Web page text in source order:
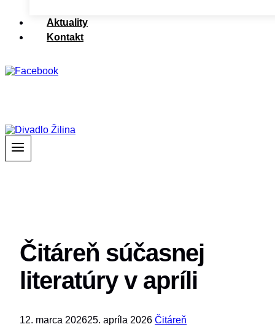
Aktuality
Kontakt
Čitáreň súčasnej
literatúry v apríli
12. marca 202625. apríla 2026 Čitáreň